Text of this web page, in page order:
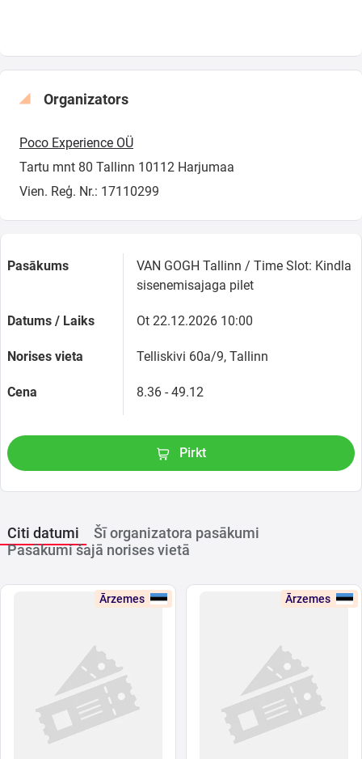
Organizators
Poco Experience OÜ
Tartu mnt 80 Tallinn 10112 Harjumaa
Vien. Reģ. Nr.: 17110299
Pasākums
VAN GOGH Tallinn / Time Slot: Kindla
sisenemisajaga pilet
Datums / Laiks Ot 22.12.2026 10:00
Norises vieta Telliskivi 60a/9, Tallinn
Cena 8.36 - 49.12
Pirkt
Citi datumi
Šī organizatora pasākumi
Pasākumi šajā norises vietā
Ārzemes Ārzemes